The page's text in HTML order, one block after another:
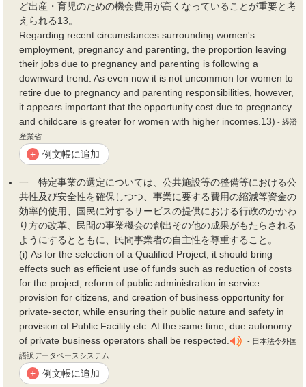
ど出産・育児のための機会費用が高くなっていることが重要と考
えられる13。
Regarding recent circumstances surrounding women's
employment, pregnancy and parenting, the proportion leaving
their jobs due to pregnancy and parenting is following a
downward trend. As even now it is not uncommon for women to
retire due to pregnancy and parenting responsibilities, however,
it appears important that the opportunity cost due to pregnancy
and childcare is greater for women with higher incomes.13) - 経済
産業省
+ 例文帳に追加
一 特定事業の選定については、公共施設等の整備等における公
共性及び安全性を確保しつつ、事業に要する費用の縮減等資金の
効率的使用、国民に対するサービスの提供における行政のかかわ
り方の改革、民間の事業機会の創出その他の成果がもたらされる
ようにするとともに、民間事業者の自主性を尊重すること。
(i) As for the selection of a Qualified Project, it should bring
effects such as efficient use of funds such as reduction of costs
for the project, reform of public administration in service
provision for citizens, and creation of business opportunity for
private-sector, while ensuring their public nature and safety in
provision of Public Facility etc. At the same time, due autonomy
of private business operators shall be respected.
- 日本法令外国
語訳データベースシステム
+ 例文帳に追加